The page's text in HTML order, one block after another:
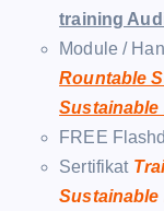
training
Module /
Rountable
Sustainable
FREE
Sertifikat
Sustainable